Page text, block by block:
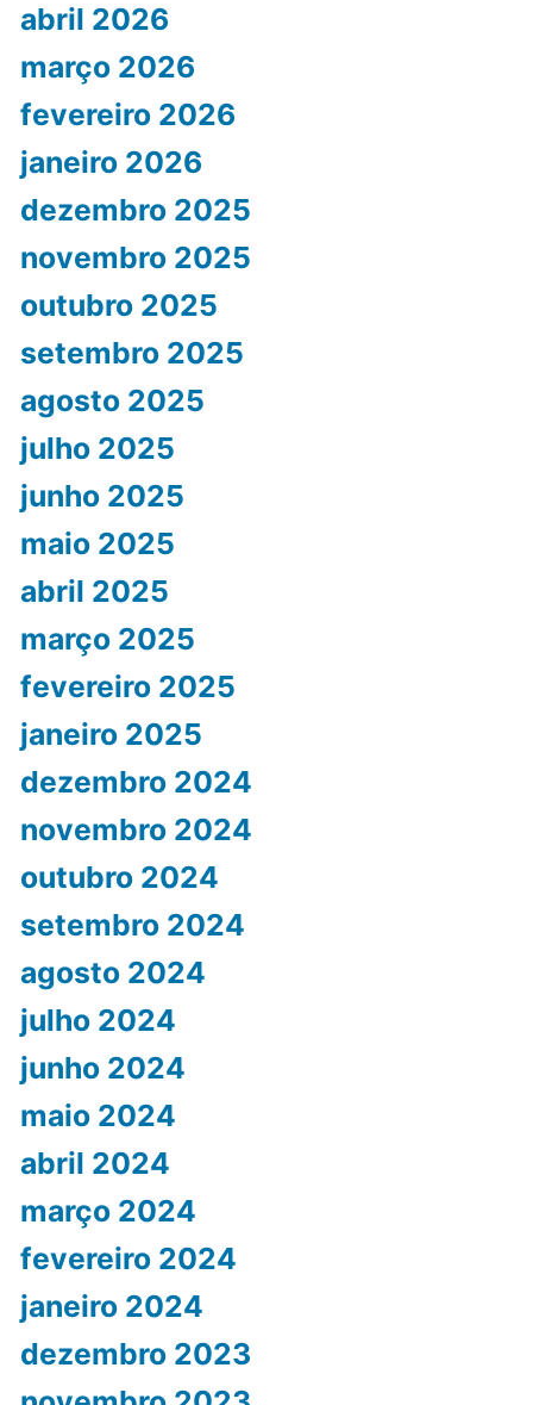
abril 2026
março 2026
fevereiro 2026
janeiro 2026
dezembro 2025
novembro 2025
outubro 2025
setembro 2025
agosto 2025
julho 2025
junho 2025
maio 2025
abril 2025
março 2025
fevereiro 2025
janeiro 2025
dezembro 2024
novembro 2024
outubro 2024
setembro 2024
agosto 2024
julho 2024
junho 2024
maio 2024
abril 2024
março 2024
fevereiro 2024
janeiro 2024
dezembro 2023